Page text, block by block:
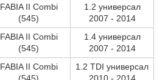
FABIA II Combi
(545)
1.2 универсал
2007 - 2014
FABIA II Combi
(545)
1.4 универсал
2007 - 2014
FABIA II Combi
(545)
1.2 TDI универсал
2010 - 2014